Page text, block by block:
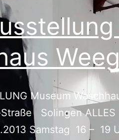
Museum
Solingen ALLES
Samstag 16 – 19